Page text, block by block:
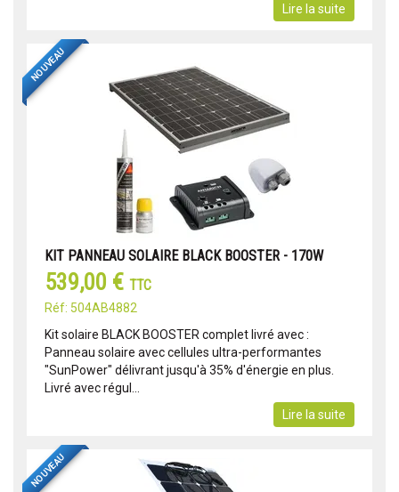
Lire la suite
NOUVEAU
KIT PANNEAU SOLAIRE BLACK BOOSTER - 170W
539,00 € TTC
Réf: 504AB4882
Kit solaire BLACK BOOSTER complet livré avec :
Panneau solaire avec cellules ultra-performantes
"SunPower" délivrant jusqu'à 35% d'énergie en plus.
Livré avec régul...
Lire la suite
NOUVEAU